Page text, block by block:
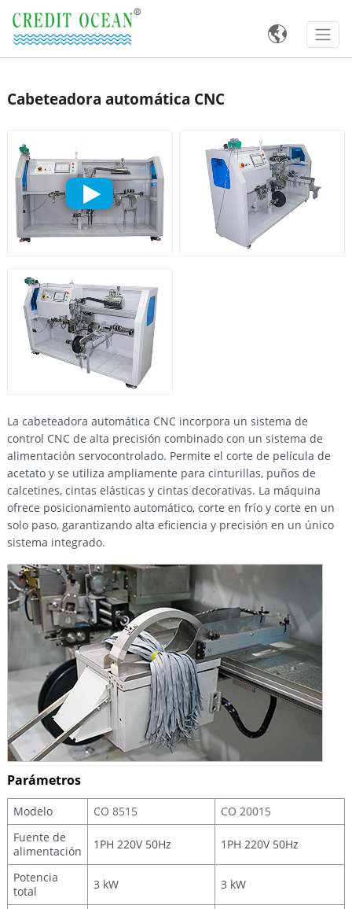

Cabeteadora automática CNC
La cabeteadora automática CNC incorpora un sistema de
control CNC de alta precisión combinado con un sistema de
alimentación servocontrolado. Permite el corte de película de
acetato y se utiliza ampliamente para cinturillas, puños de
calcetines, cintas elásticas y cintas decorativas. La máquina
ofrece posicionamiento automático, corte en frío y corte en un
solo paso, garantizando alta eficiencia y precisión en un único
sistema integrado.
Parámetros
Modelo CO 8515
CO 20015
Fuente de
alimentación
1PH 220V 50Hz 1PH 220V 50Hz
Potencia
total
3 kW 3 kW